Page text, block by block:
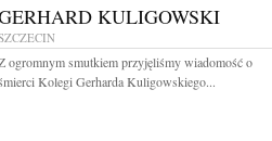
KULIGOWSKI
ogromnym smutkiem przyjęliśmy wiadomość o
Kolegi Gerharda Kuligowskiego...